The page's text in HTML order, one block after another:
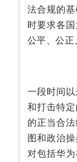
法合规的
时要求各
公平、公正
一段时间
和打击特
的正当合
图和政治
对包括华